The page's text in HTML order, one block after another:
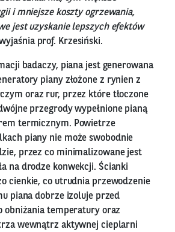
i mniejsze koszty ogrzewania,
jest uzyskanie lepszych efektów
prof. Krzesiński.
badaczy, piana jest generowana
piany złożone z rynien z
oraz rur, przez które tłoczone
przegrody wypełnione pianą
termicznym. Powietrze
piany nie może swobodnie
przez co minimalizowane jest
na drodze konwekcji. Ścianki
cienkie, co utrudnia przewodzenie
piana dobrze izoluje przed
obniżania temperatury oraz
wewnątrz aktywnej cieplarni